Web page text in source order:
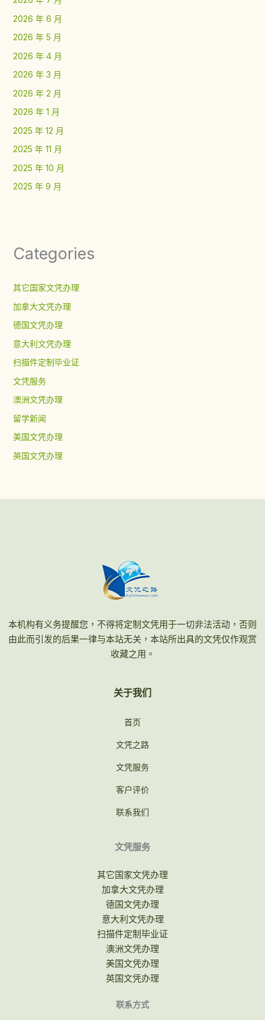
2026 年 6 月
2026 年 5 月
2026 年 4 月
2026 年 3 月
2026 年 2 月
2026 年 1 月
2025 年 12 月
2025 年 11 月
2025 年 10 月
2025 年 9 月
Categories
其它国家文凭办理
加拿大文凭办理
德国文凭办理
意大利文凭办理
扫描件定制毕业证
文凭服务
澳洲文凭办理
留学新闻
美国文凭办理
英国文凭办理
本机构有义务提醒您，不得将定制文凭用于一切非法活动，否则
由此而引发的后果一律与本站无关，本站所出具的文凭仅作观赏
收藏之用。
关于我们
首页
文凭之路
文凭服务
客户评价
联系我们
文凭服务
其它国家文凭办理
加拿大文凭办理
德国文凭办理
意大利文凭办理
扫描件定制毕业证
澳洲文凭办理
美国文凭办理
英国文凭办理
联系方式